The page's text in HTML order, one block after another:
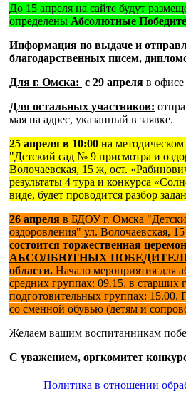
До 15 апреля на сайте будут
определены Абсолютные
Информация по выдаче и
благодарственных писем,
Для г. Омска: с 29 апреля в
Для остальных участников:
мая на адрес, указанный в заявке.
25 апреля в 10:00 на
"Детский сад № 9 присмотра и
Волочаевская, 15 ж, ост.
результаты 4 тура и конкурса
виде, будет проводится разбор
26 апреля в БДОУ г. Омска
оздоровления" ул. Волочаевская,
состоится торжественная
АБСОЛБЮТНЫХ
области. Начало мероприятия для
средних группах: 09.15, в старших
подготовительных группах: 15.00.
со сменной обувью (детям и
Желаем вашим воспитанникам
С уважением, оргкомитет
Политика в отношении